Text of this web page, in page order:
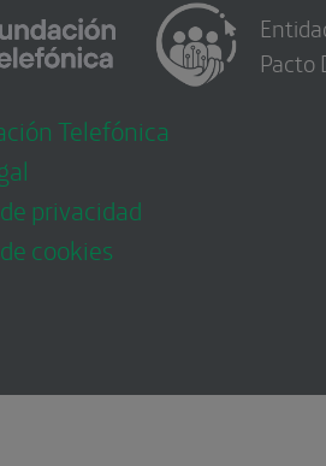
Telefónica
privacidad
cookies
Pacto